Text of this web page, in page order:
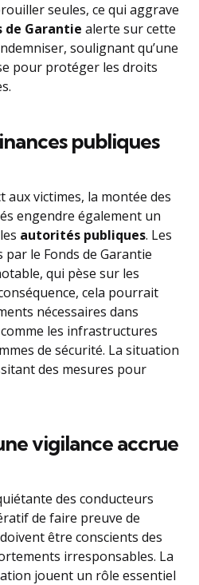
seules, ce qui aggrave
de Garantie alerte sur cette
soulignant qu’une
pour protéger les droits
publiques
aux victimes, la montée des
engendre également un
autorités publiques. Les
le Fonds de Garantie
qui pèse sur les
cela pourrait
nécessaires dans
les infrastructures
de sécurité. La situation
des mesures pour
vigilance accrue
des conducteurs
de faire preuve de
être conscients des
irresponsables. La
jouent un rôle essentiel